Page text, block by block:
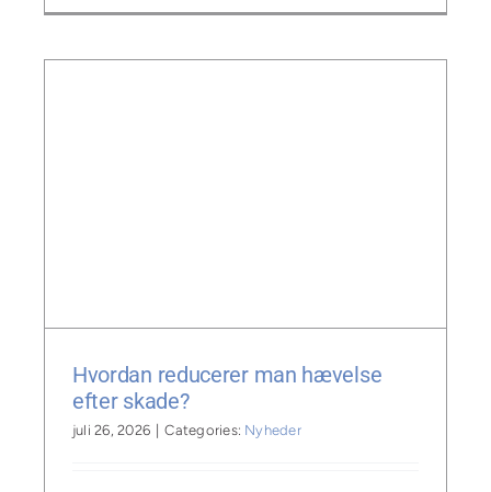
Hvordan reducerer man hævelse
efter skade?
juli 26, 2026 Categories: Nyheder